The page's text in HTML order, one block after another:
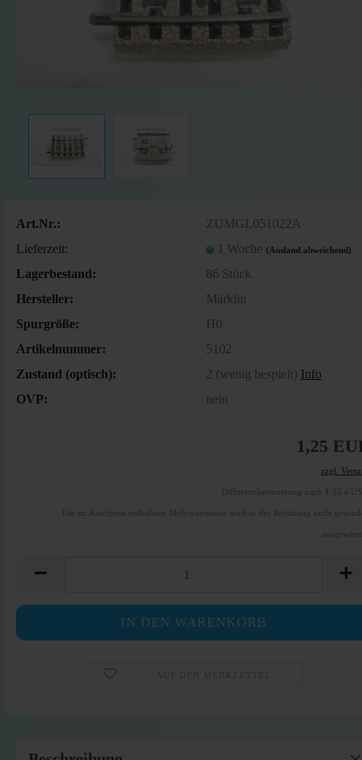
Art.Nr.:
ZUMGL051022A
Lieferzeit:
1 Woche (Ausland abweichend)
Lagerbestand: 86 Stück
Hersteller:
Märklin
Spurgröße:
H0
Artikelnummer:
5102
Zustand (optisch):
2 (wenig bespielt) Info
OVP:
nein
1,25
zzgl.
Differenzbesteuerung nach § 25 a
Die im Kaufpreis enthaltene Mehrwertsteuer wird in der Rechnung nicht